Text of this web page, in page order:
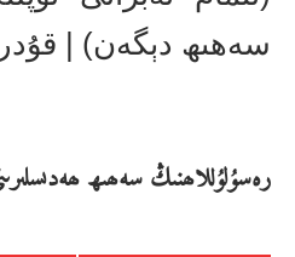
سەھىھ دېگەن) |
رەسۇلۇللاھنىڭ سەھىھ